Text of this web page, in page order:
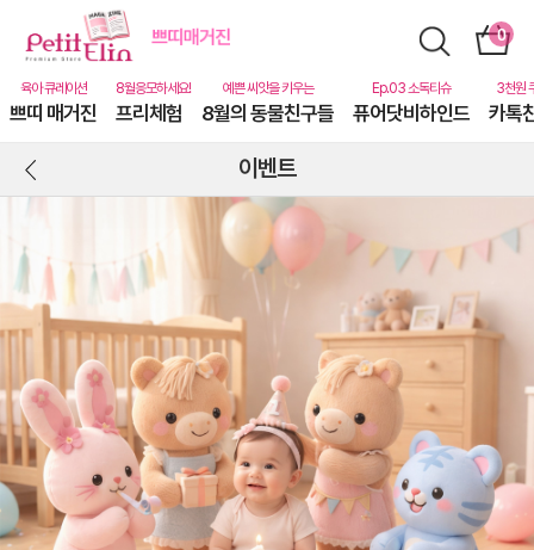
쁘띠 매거진 프리체험 8월의 동물친구들 퓨어닷비하인드 카톡
이벤트